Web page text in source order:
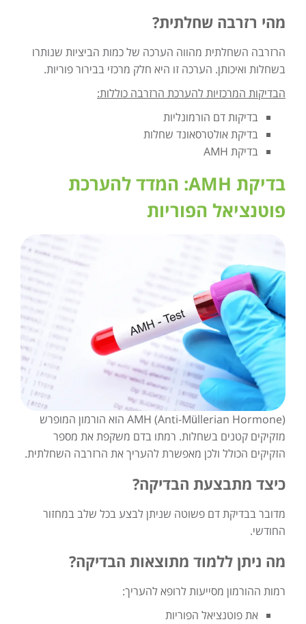
מהי רזרבה שחלתית?
הרזרבה השחלתית מהווה הערכה של כמות הביציות שנותרו
בשחלות ואיכותן. הערכה זו היא חלק מרכזי בבירור פוריות.
הבדיקות המרכזיות להערכת הרזרבה כוללות:
בדיקות דם הורמונליות
בדיקת אולטרסאונד שחלות
בדיקת AMH
בדיקת AMH: המדד להערכת
פוטנציאל הפוריות
AMH (Anti-Müllerian Hormone) הוא הורמון המופרש
מזקיקים קטנים בשחלות. רמתו בדם משקפת את מספר
הזקיקים הכולל ולכן מאפשרת להעריך את הרזרבה השחלתית.
כיצד מתבצעת הבדיקה?
מדובר בבדיקת דם פשוטה שניתן לבצע בכל שלב במחזור
החודשי.
מה ניתן ללמוד מתוצאות הבדיקה?
רמות ההורמון מסייעות לרופא להעריך:
את פוטנציאל הפוריות